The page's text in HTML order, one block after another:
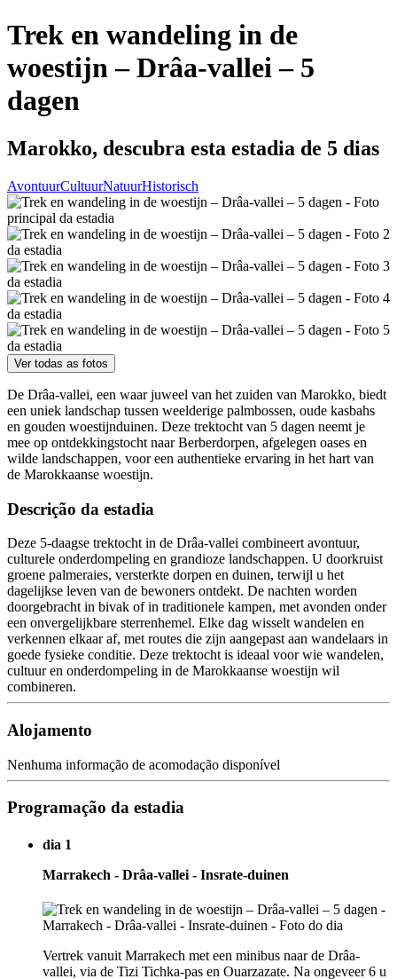
Trek en wandeling in de
woestijn – Drâa-vallei – 5
dagen
Marokko, descubra esta estadia de 5 dias
AvontuurCultuurNatuurHistorisch
Ver todas as fotos
De Drâa-vallei, een waar juweel van het zuiden van Marokko, biedt
een uniek landschap tussen weelderige palmbossen, oude kasbahs
en gouden woestijnduinen. Deze trektocht van 5 dagen neemt je
mee op ontdekkingstocht naar Berberdorpen, afgelegen oases en
wilde landschappen, voor een authentieke ervaring in het hart van
de Marokkaanse woestijn.
Descrição da estadia
Deze 5-daagse trektocht in de Drâa-vallei combineert avontuur,
culturele onderdompeling en grandioze landschappen. U doorkruist
groene palmeraies, versterkte dorpen en duinen, terwijl u het
dagelijkse leven van de bewoners ontdekt. De nachten worden
doorgebracht in bivak of in traditionele kampen, met avonden onder
een onvergelijkbare sterrenhemel. Elke dag wisselt wandelen en
verkennen elkaar af, met routes die zijn aangepast aan wandelaars in
goede fysieke conditie. Deze trektocht is ideaal voor wie wandelen,
cultuur en onderdompeling in de Marokkaanse woestijn wil
combineren.
Alojamento
Nenhuma informação de acomodação disponível
Programação da estadia
dia 1
Marrakech - Drâa-vallei - Insrate-duinen
Vertrek vanuit Marrakech met een minibus naar de Drâa-
vallei, via de Tizi Tichka-pas en Ouarzazate. Na ongeveer 6 u